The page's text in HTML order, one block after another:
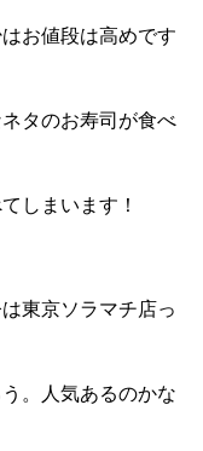
お値段は高めです
タのお寿司が食べ
しまいます！
東京ソラマチ店っ
。人気あるのかな